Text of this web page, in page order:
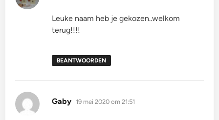
Leuke naam heb je gekozen..welkom
terug!!!!
BEANTWOORDEN
Gaby schreef:
19 mei 2020 om 21:51